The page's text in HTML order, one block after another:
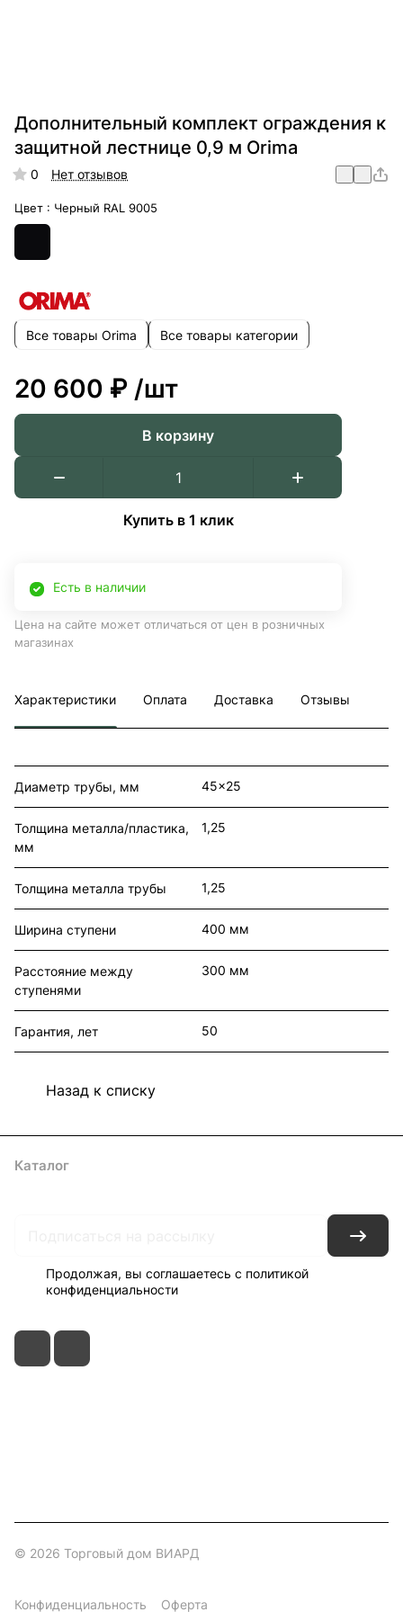
Дополнительный комплект ограждения к
защитной лестнице 0,9 м Orima
0 Нет отзывов
Цвет : Черный RAL 9005
Все товары Orima Все товары категории
20 600 ₽ /шт
В корзину
Купить в 1 клик
Есть в наличии
Цена на сайте может отличаться от цен в розничных
магазинах
Характеристики Оплата Доставка Отзывы
Диаметр трубы, мм 45x25
Толщина металла/пластика,
мм
1,25
Толщина металла трубы 1,25
Ширина ступени 400 мм
Расстояние между
ступенями
300 мм
Гарантия, лет 50
Назад к списку
Каталог
Продолжая, вы соглашаетесь с политикой
конфиденциальности
© 2026 Торговый дом ВИАРД
Конфиденциальность Оферта